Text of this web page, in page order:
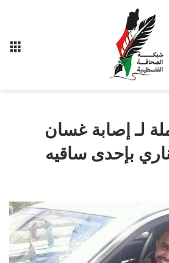
لـ إصابة غسان
ناري بإحدى ساقيه